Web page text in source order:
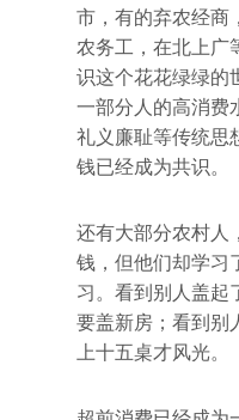
市，有的弃农经商
农务工，在北上广
识这个花花绿绿的
一部分人的高消费
礼义廉耻等传统思
钱已经成为共识。
还有大部分农村人
钱，但他们却学习
习。看到别人盖起
要盖新房；看到别
上十五桌才风光。